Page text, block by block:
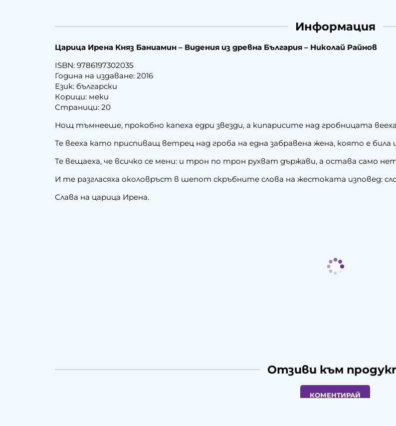
Информация
Царица Ирена Княз Баниамин – Видения из древна България – Николай Райнов
ISBN: 9786197302035
Година на издаване: 2016
Език: български
Корици: меки
Страници: 20
Нощ тъмнееше, прокобно капеха едри звезди, а кипарисите над гробницата
Те вееха като приспиващ ветрец над гроба на една забравена жена, която е била
Те вещаеха, че всичко се мени: и трон по трон рухват държави, а остава само
И те разгласяха околовръст в шепот скръбните слова на жестоката изповед:
Слава на царица Ирена.
Отзиви към
КОМЕНТИРАЙ